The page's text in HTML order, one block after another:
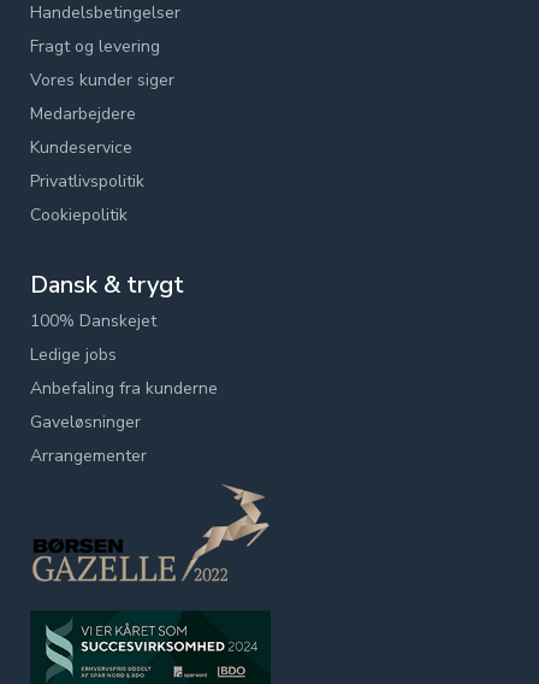
Handelsbetingelser
Fragt og levering
Vores kunder siger
Medarbejdere
Kundeservice
Privatlivspolitik
Cookiepolitik
Dansk & trygt
100% Danskejet
Ledige jobs
Anbefaling fra kunderne
Gaveløsninger
Arrangementer